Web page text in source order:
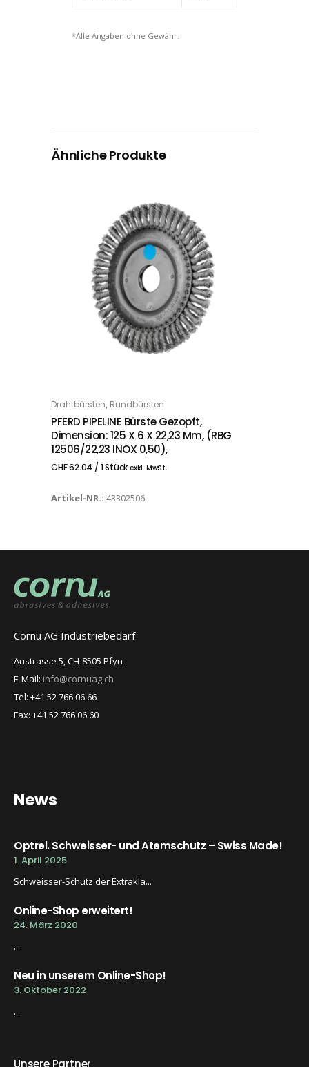
*Alle Angaben ohne Gewähr.
Ähnliche Produkte
IN DEN WARENKORB
Drahtbürsten, Rundbürsten
PFERD PIPELINE Bürste Gezopft,
Dimension: 125 X 6 X 22,23 Mm, (RBG
12506/22,23 INOX 0,50),
CHF62.04 / 1 Stückexkl. MwSt.
Artikel-NR.: 43302506
Cornu AG Industriebedarf
Austrasse 5, CH-8505 Pfyn
E-Mail: info@cornuag.ch
Tel: +41 52 766 06 66
Fax: +41 52 766 06 60
News
Optrel. Schweisser- und Atemschutz – Swiss Made!
1. April 2025
Schweisser-Schutz der Extrakla...
Online-Shop erweitert!
24. März 2020
...
Neu in unserem Online-Shop!
3. Oktober 2022
...
Unsere Partner